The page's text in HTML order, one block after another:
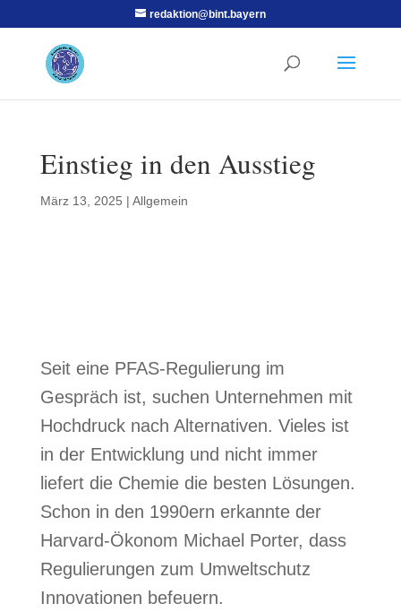
redaktion@bint.bayern
Einstieg in den Ausstieg
März 13, 2025 | Allgemein
Seit eine PFAS-Regulierung im
Gespräch ist, suchen Unternehmen mit
Hochdruck nach Alternativen. Vieles ist
in der Entwicklung und nicht immer
liefert die Chemie die besten Lösungen.
Schon in den 1990ern erkannte der
Harvard-Ökonom Michael Porter, dass
Regulierungen zum Umweltschutz
Innovationen befeuern.